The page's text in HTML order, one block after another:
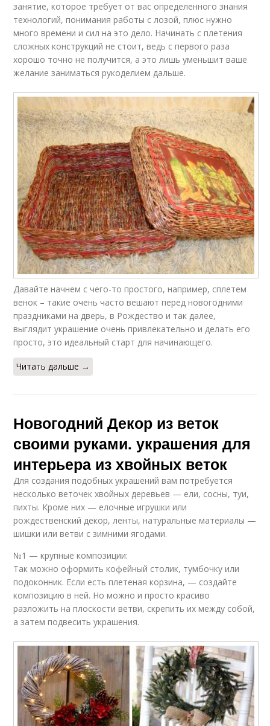
занятие, которое требует от вас определенного знания
технологий, понимания работы с лозой, плюс нужно
много времени и сил на это дело. Начинать с плетения
сложных конструкций не стоит, ведь с первого раза
хорошо точно не получится, а это лишь уменьшит ваше
желание заниматься рукоделием дальше.
Давайте начнем с чего-то простого, например, сплетем
венок – такие очень часто вешают перед новогодними
праздниками на дверь, в Рождество и так далее,
выглядит украшение очень привлекательно и делать его
просто, это идеальный старт для начинающего.
Читать дальше →
Новогодний Декор из веток
своими руками. украшения для
интерьера из хвойных веток
Для создания подобных украшений вам потребуется
несколько веточек хвойных деревьев — ели, сосны, туи,
пихты. Кроме них — елочные игрушки или
рождественский декор, ленты, натуральные материалы —
шишки или ветви с зимними ягодами.
№1 — крупные композиции:
Так можно оформить кофейный столик, тумбочку или
подоконник. Если есть плетеная корзина, — создайте
композицию в ней. Но можно и просто красиво
разложить на плоскости ветви, скрепить их между собой,
а затем подвесить украшения.